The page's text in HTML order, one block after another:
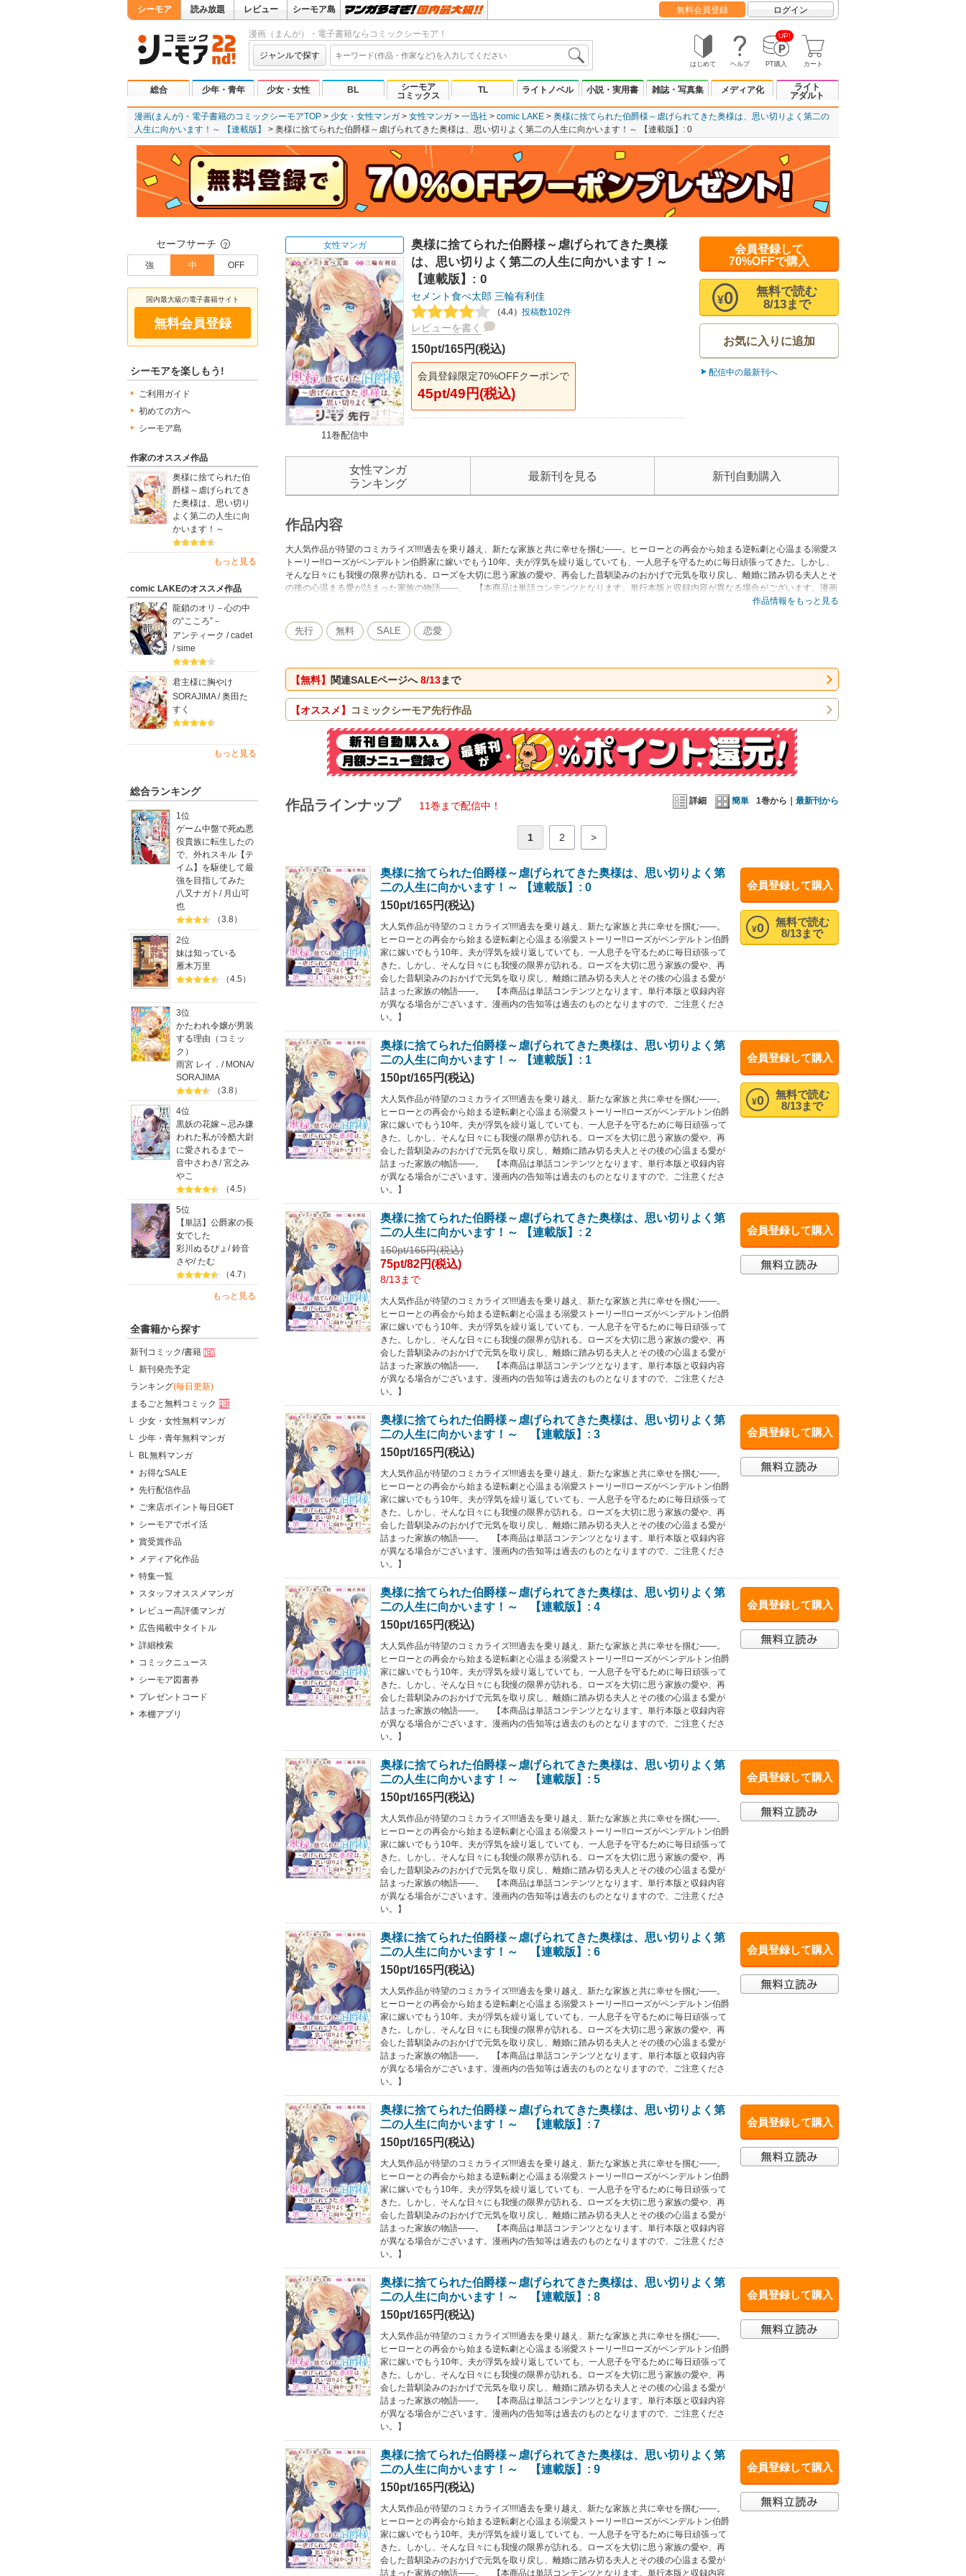
シーモア 読み放題 レビュー シーモア島 無料会員登録 ログイン
漫画（まんが）・電子書籍ならコミックシーモア！
ジャンルで探す
はじめて ヘルプ
UP!
PT購入 カート
総合 少年・青年 少女・女性 BL
シーモア
コミックス
TL ライトノベル 小説・実用書 雑誌・写真集 メディア化
ライト
アダルト
漫画(まんが)・電子書籍のコミックシーモアTOP 少女・女性マンガ 女性マンガ 一迅社 comic LAKE
奥様に捨てられた伯爵様～虐げられてきた奥様は、思い切りよく第二の
人生に向かいます！～ 【連載版】
奥様に捨てられた伯爵様～虐げられてきた奥様は、思い切りよく第二の人生に向かいます！～ 【連載版】: 0
セーフサーチ ？
強 中 OFF
国内最大級の電子書籍サイト
無料会員登録
シーモアを楽しもう!
ご利用ガイド
初めての方へ
シーモア島
作家のオススメ作品
奥様に捨てられた伯
爵様～虐げられてき
た奥様は、思い切り
よく第二の人生に向
かいます！～
もっと見る
comic LAKEのオススメ作品
龍鎖のオリ－心の中
の“こころ”－
アンティーク / cadet
/ sime
君主様に胸やけ
SORAJIMA / 奥田た
すく
もっと見る
総合ランキング
1位
ゲーム中盤で死ぬ悪
役貴族に転生したの
で、外れスキル【テ
イム】を駆使して最
強を目指してみた
八又ナガト / 月山可
也
（3.8）
2位
妹は知っている
雁木万里
（4.5）
3位
かたわれ令嬢が男装
する理由（コミッ
ク）
雨宮 レイ． / MONA/
SORAJIMA
（3.8）
4位
黒妖の花嫁～忌み嫌
われた私が冷酷大尉
に愛されるまで～
音中さわき/宮之み
やこ
（4.5）
5位
【単話】公爵家の長
女でした
彩川ぬるぴょ /鈴音
さや/たむ
（4.7）
もっと見る
全書籍から探す
新刊コミック/書籍
新刊発売予定
ランキング(毎日更新)
まるごと無料コミック
少女・女性無料マンガ
少年・青年無料マンガ
BL無料マンガ
お得なSALE
先行配信作品
ご来店ポイント毎日GET
シーモアでポイ活
賞受賞作品
メディア化作品
特集一覧
スタッフオススメマンガ
レビュー高評価マンガ
広告掲載中タイトル
詳細検索
コミックニュース
シーモア図書券
プレゼントコード
本棚アプリ
女性マンガ
11巻配信中
奥様に捨てられた伯爵様～虐げられてきた奥様
は、思い切りよく第二の人生に向かいます！～
【連載版】: 0
セメント食べ太郎 三輪有利佳
（4.4） 投稿数102件
レビューを書く
150pt/165円(税込)
会員登録限定70%OFFクーポンで
45pt/49円(税込)
会員登録して
70%OFFで購入
無料で読む
8/13まで
¥0
お気に入りに追加
配信中の最新刊へ
女性マンガ
ランキング
最新刊を見る 新刊自動購入
作品内容
大人気作品が待望のコミカライズ!!!!過去を乗り越え、新たな家族と共に幸せを掴む――。ヒーローとの再会から始まる逆転劇と心温まる溺愛ス
トーリー!!ローズがペンデルトン伯爵家に嫁いでもう10年。夫が浮気を繰り返していても、一人息子を守るために毎日頑張ってきた。しかし、
そんな日々にも我慢の限界が訪れる。ローズを大切に思う家族の愛や、再会した昔馴染みのおかげで元気を取り戻し、離婚に踏み切る夫人とそ
の後の心温まる愛が詰まった家族の物語――。 【本商品は単話コンテンツとなります。単行本版と収録内容が異なる場合がございます。漫画
作品情報をもっと見る
先行 無料 SALE 恋愛
【無料】 関連SALEページへ8/13まで
【オススメ】 コミックシーモア先行作品
詳細 簡単 1巻から｜ 最新刊から
作品ラインナップ 11巻まで配信中！
1 2 >
会員登録して購入
無料で読む
8/13まで
¥0
奥様に捨てられた伯爵様～虐げられてきた奥様は、思い切りよく第
二の人生に向かいます！～ 【連載版】: 0
150pt/165円(税込)
大人気作品が待望のコミカライズ!!!!過去を乗り越え、新たな家族と共に幸せを掴む――。
ヒーローとの再会から始まる逆転劇と心温まる溺愛ストーリー!!ローズがペンデルトン伯爵
家に嫁いでもう10年。夫が浮気を繰り返していても、一人息子を守るために毎日頑張って
きた。しかし、そんな日々にも我慢の限界が訪れる。ローズを大切に思う家族の愛や、再
会した昔馴染みのおかげで元気を取り戻し、離婚に踏み切る夫人とその後の心温まる愛が
詰まった家族の物語――。 【本商品は単話コンテンツとなります。単行本版と収録内容
が異なる場合がございます。漫画内の告知等は過去のものとなりますので、ご注意くださ
い。】
会員登録して購入
無料で読む
8/13まで
¥0
奥様に捨てられた伯爵様～虐げられてきた奥様は、思い切りよく第
二の人生に向かいます！～ 【連載版】: 1
150pt/165円(税込)
大人気作品が待望のコミカライズ!!!!過去を乗り越え、新たな家族と共に幸せを掴む――。
ヒーローとの再会から始まる逆転劇と心温まる溺愛ストーリー!!ローズがペンデルトン伯爵
家に嫁いでもう10年。夫が浮気を繰り返していても、一人息子を守るために毎日頑張って
きた。しかし、そんな日々にも我慢の限界が訪れる。ローズを大切に思う家族の愛や、再
会した昔馴染みのおかげで元気を取り戻し、離婚に踏み切る夫人とその後の心温まる愛が
詰まった家族の物語――。 【本商品は単話コンテンツとなります。単行本版と収録内容
が異なる場合がございます。漫画内の告知等は過去のものとなりますので、ご注意くださ
い。】
会員登録して購入
奥様に捨てられた伯爵様～虐げられてきた奥様は、思い切りよく第
二の人生に向かいます！～ 【連載版】: 2
150pt/165円(税込)
75pt/82円(税込)
8/13まで
大人気作品が待望のコミカライズ!!!!過去を乗り越え、新たな家族と共に幸せを掴む――。
ヒーローとの再会から始まる逆転劇と心温まる溺愛ストーリー!!ローズがペンデルトン伯爵
家に嫁いでもう10年。夫が浮気を繰り返していても、一人息子を守るために毎日頑張って
きた。しかし、そんな日々にも我慢の限界が訪れる。ローズを大切に思う家族の愛や、再
会した昔馴染みのおかげで元気を取り戻し、離婚に踏み切る夫人とその後の心温まる愛が
詰まった家族の物語――。 【本商品は単話コンテンツとなります。単行本版と収録内容
が異なる場合がございます。漫画内の告知等は過去のものとなりますので、ご注意くださ
い。】
会員登録して購入
奥様に捨てられた伯爵様～虐げられてきた奥様は、思い切りよく第
二の人生に向かいます！～ 【連載版】: 3
150pt/165円(税込)
大人気作品が待望のコミカライズ!!!!過去を乗り越え、新たな家族と共に幸せを掴む――。
ヒーローとの再会から始まる逆転劇と心温まる溺愛ストーリー!!ローズがペンデルトン伯爵
家に嫁いでもう10年。夫が浮気を繰り返していても、一人息子を守るために毎日頑張って
きた。しかし、そんな日々にも我慢の限界が訪れる。ローズを大切に思う家族の愛や、再
会した昔馴染みのおかげで元気を取り戻し、離婚に踏み切る夫人とその後の心温まる愛が
詰まった家族の物語――。 【本商品は単話コンテンツとなります。単行本版と収録内容
が異なる場合がございます。漫画内の告知等は過去のものとなりますので、ご注意くださ
い。】
会員登録して購入
奥様に捨てられた伯爵様～虐げられてきた奥様は、思い切りよく第
二の人生に向かいます！～ 【連載版】: 4
150pt/165円(税込)
大人気作品が待望のコミカライズ!!!!過去を乗り越え、新たな家族と共に幸せを掴む――。
ヒーローとの再会から始まる逆転劇と心温まる溺愛ストーリー!!ローズがペンデルトン伯爵
家に嫁いでもう10年。夫が浮気を繰り返していても、一人息子を守るために毎日頑張って
きた。しかし、そんな日々にも我慢の限界が訪れる。ローズを大切に思う家族の愛や、再
会した昔馴染みのおかげで元気を取り戻し、離婚に踏み切る夫人とその後の心温まる愛が
詰まった家族の物語――。 【本商品は単話コンテンツとなります。単行本版と収録内容
が異なる場合がございます。漫画内の告知等は過去のものとなりますので、ご注意くださ
い。】
会員登録して購入
奥様に捨てられた伯爵様～虐げられてきた奥様は、思い切りよく第
二の人生に向かいます！～ 【連載版】: 5
150pt/165円(税込)
大人気作品が待望のコミカライズ!!!!過去を乗り越え、新たな家族と共に幸せを掴む――。
ヒーローとの再会から始まる逆転劇と心温まる溺愛ストーリー!!ローズがペンデルトン伯爵
家に嫁いでもう10年。夫が浮気を繰り返していても、一人息子を守るために毎日頑張って
きた。しかし、そんな日々にも我慢の限界が訪れる。ローズを大切に思う家族の愛や、再
会した昔馴染みのおかげで元気を取り戻し、離婚に踏み切る夫人とその後の心温まる愛が
詰まった家族の物語――。 【本商品は単話コンテンツとなります。単行本版と収録内容
が異なる場合がございます。漫画内の告知等は過去のものとなりますので、ご注意くださ
い。】
会員登録して購入
奥様に捨てられた伯爵様～虐げられてきた奥様は、思い切りよく第
二の人生に向かいます！～ 【連載版】: 6
150pt/165円(税込)
大人気作品が待望のコミカライズ!!!!過去を乗り越え、新たな家族と共に幸せを掴む――。
ヒーローとの再会から始まる逆転劇と心温まる溺愛ストーリー!!ローズがペンデルトン伯爵
家に嫁いでもう10年。夫が浮気を繰り返していても、一人息子を守るために毎日頑張って
きた。しかし、そんな日々にも我慢の限界が訪れる。ローズを大切に思う家族の愛や、再
会した昔馴染みのおかげで元気を取り戻し、離婚に踏み切る夫人とその後の心温まる愛が
詰まった家族の物語――。 【本商品は単話コンテンツとなります。単行本版と収録内容
が異なる場合がございます。漫画内の告知等は過去のものとなりますので、ご注意くださ
い。】
会員登録して購入
奥様に捨てられた伯爵様～虐げられてきた奥様は、思い切りよく第
二の人生に向かいます！～ 【連載版】: 7
150pt/165円(税込)
大人気作品が待望のコミカライズ!!!!過去を乗り越え、新たな家族と共に幸せを掴む――。
ヒーローとの再会から始まる逆転劇と心温まる溺愛ストーリー!!ローズがペンデルトン伯爵
家に嫁いでもう10年。夫が浮気を繰り返していても、一人息子を守るために毎日頑張って
きた。しかし、そんな日々にも我慢の限界が訪れる。ローズを大切に思う家族の愛や、再
会した昔馴染みのおかげで元気を取り戻し、離婚に踏み切る夫人とその後の心温まる愛が
詰まった家族の物語――。 【本商品は単話コンテンツとなります。単行本版と収録内容
が異なる場合がございます。漫画内の告知等は過去のものとなりますので、ご注意くださ
い。】
会員登録して購入
奥様に捨てられた伯爵様～虐げられてきた奥様は、思い切りよく第
二の人生に向かいます！～ 【連載版】: 8
150pt/165円(税込)
大人気作品が待望のコミカライズ!!!!過去を乗り越え、新たな家族と共に幸せを掴む――。
ヒーローとの再会から始まる逆転劇と心温まる溺愛ストーリー!!ローズがペンデルトン伯爵
家に嫁いでもう10年。夫が浮気を繰り返していても、一人息子を守るために毎日頑張って
きた。しかし、そんな日々にも我慢の限界が訪れる。ローズを大切に思う家族の愛や、再
会した昔馴染みのおかげで元気を取り戻し、離婚に踏み切る夫人とその後の心温まる愛が
詰まった家族の物語――。 【本商品は単話コンテンツとなります。単行本版と収録内容
が異なる場合がございます。漫画内の告知等は過去のものとなりますので、ご注意くださ
い。】
会員登録して購入
奥様に捨てられた伯爵様～虐げられてきた奥様は、思い切りよく第
二の人生に向かいます！～ 【連載版】: 9
150pt/165円(税込)
大人気作品が待望のコミカライズ!!!!過去を乗り越え、新たな家族と共に幸せを掴む――。
ヒーローとの再会から始まる逆転劇と心温まる溺愛ストーリー!!ローズがペンデルトン伯爵
家に嫁いでもう10年。夫が浮気を繰り返していても、一人息子を守るために毎日頑張って
きた。しかし、そんな日々にも我慢の限界が訪れる。ローズを大切に思う家族の愛や、再
会した昔馴染みのおかげで元気を取り戻し、離婚に踏み切る夫人とその後の心温まる愛が
詰まった家族の物語――。 【本商品は単話コンテンツとなります。単行本版と収録内容